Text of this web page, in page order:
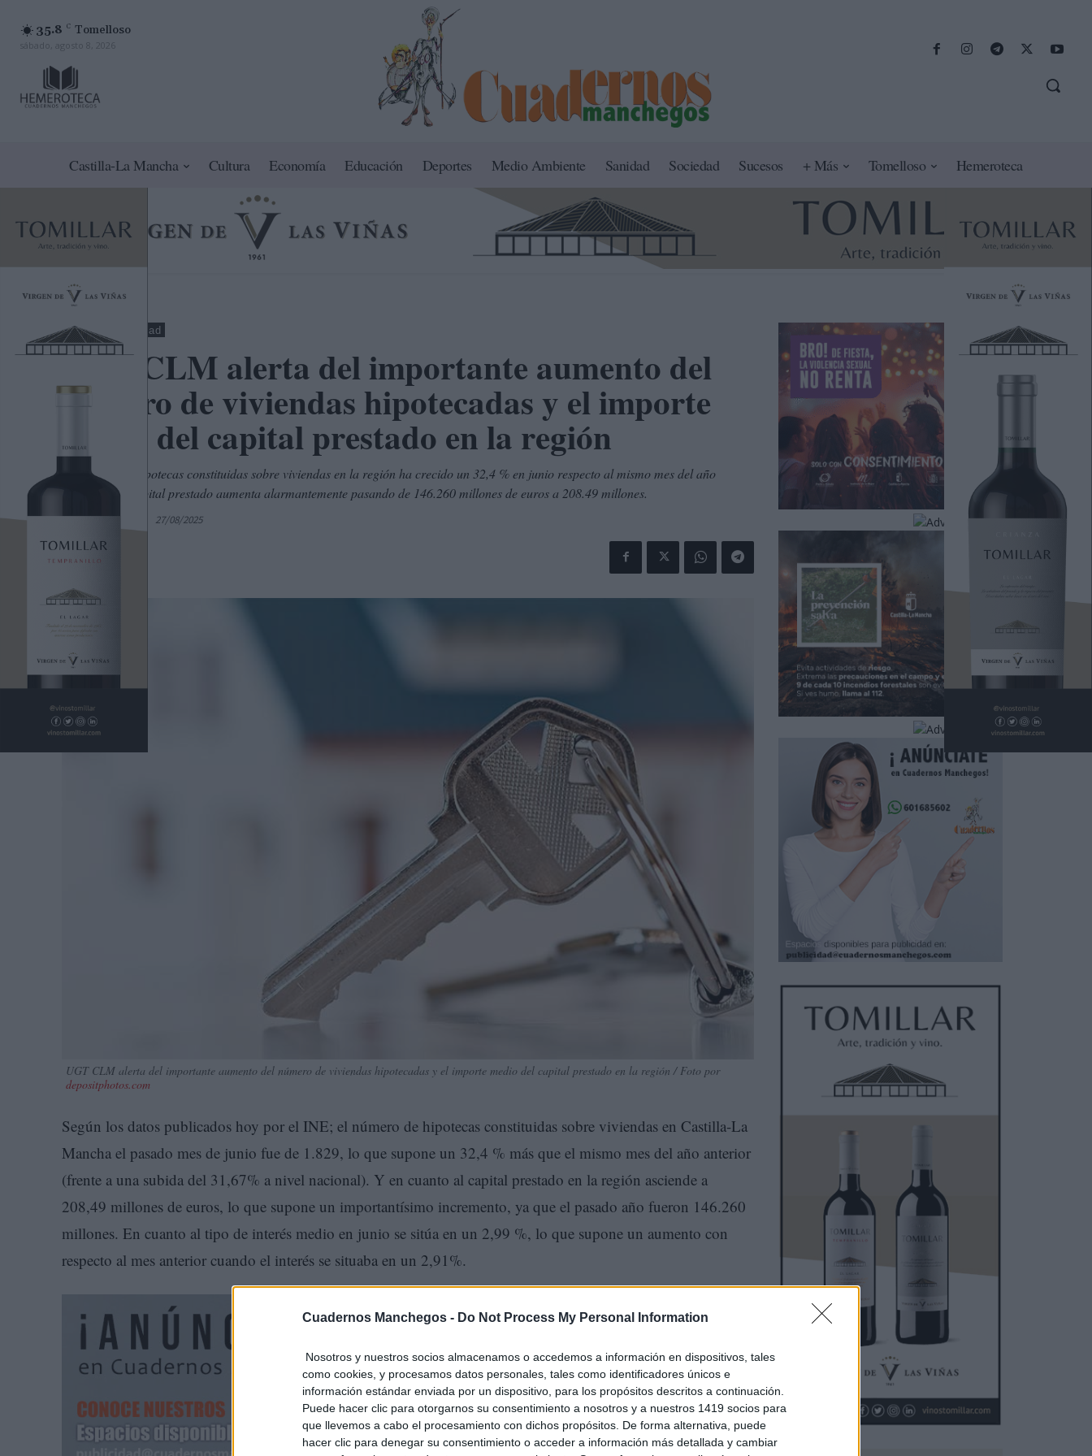
Cuadernos Manchegos - Do Not Process My Personal Information
Nosotros y nuestros socios almacenamos o accedemos a información en dispositivos, tales
como cookies, y procesamos datos personales, tales como identificadores únicos e
información estándar enviada por un dispositivo, para los propósitos descritos a continuación.
Puede hacer clic para otorgarnos su consentimiento a nosotros y a nuestros 1419 socios para
que llevemos a cabo el procesamiento con dichos propósitos. De forma alternativa, puede
hacer clic para denegar su consentimiento o acceder a información más detallada y cambiar
35.8 C Tomelloso
sábado, agosto 8, 2026
Castilla-La Mancha Cultura Economía Educación Deportes Medio Ambiente Sanidad Sociedad Sucesos + Más Tomelloso Hemeroteca
Toledo Sociedad
UGT CLM alerta del importante aumento del
número de viviendas hipotecadas y el importe
medio del capital prestado en la región
El número de hipotecas constituidas sobre viviendas en la región ha crecido un 32,4 % en junio respecto al mismo mes del año
anterior, y el capital prestado aumenta alarmantemente pasando de 146.260 millones de euros a 208.49 millones.
Por C. Manchegos 27/08/2025
UGT CLM alerta del importante aumento del número de viviendas hipotecadas y el importe medio del capital prestado en la región / Foto por
depositphotos.com
Según los datos publicados hoy por el INE; el número de hipotecas constituidas sobre viviendas en Castilla-La
Mancha el pasado mes de junio fue de 1.829, lo que supone un 32,4 % más que el mismo mes del año anterior
(frente a una subida del 31,67% a nivel nacional). Y en cuanto al capital prestado en la región asciende a
208,49 millones de euros, lo que supone un importantísimo incremento, ya que el pasado año fueron 146.260
millones. En cuanto al tipo de interés medio en junio se sitúa en un 2,99 %, lo que supone un aumento con
respecto al mes anterior cuando el interés se situaba en un 2,91%.